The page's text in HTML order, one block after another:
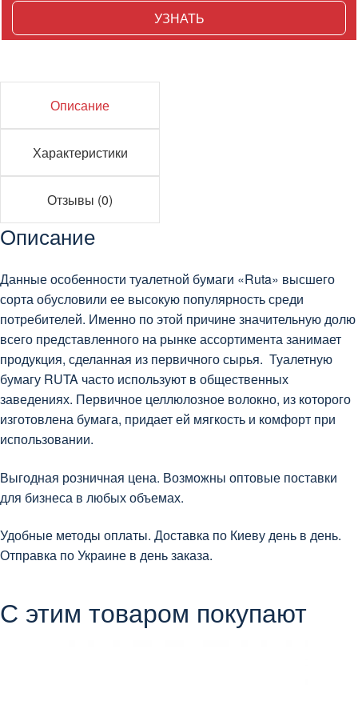
УЗНАТЬ
Описание
Характеристики
Отзывы (0)
Описание
Данные особенности туалетной бумаги «Ruta» высшего
сорта обусловили ее высокую популярность среди
потребителей. Именно по этой причине значительную долю
всего представленного на рынке ассортимента занимает
продукция, сделанная из первичного сырья. Туалетную
бумагу RUTA часто используют в общественных
заведениях. Первичное целлюлозное волокно, из которого
изготовлена бумага, придает ей мягкость и комфорт при
использовании.
Выгодная розничная цена. Возможны оптовые поставки
для бизнеса в любых объемах.
Удобные методы оплаты. Доставка по Киеву день в день.
Отправка по Украине в день заказа.
С этим товаром покупают